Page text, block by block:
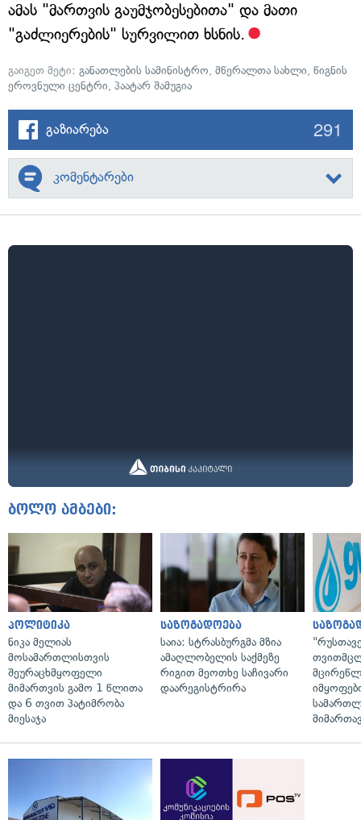
ამას "მართვის გაუმჯობესებითა" და მათი
"გაძლიერების" სურვილით ხსნის.
გაიგეთ მეტი: განათლების სამინისტრო, მწერალთა სახლი, წიგნის
ეროვნული ცენტრი, პაატარ შამუგია
გაზიარება 291
კომენტარები
ბოლო ამბები:
პოლიტიკა
ნიკა მელიას
მოსამართლისთვის
შეურაცხმყოფელი
მიმართვის გამო 1 წლითა
და 6 თვით პატიმრობა
მიესაჯა
საზოგადოება
საია: სტრასბურგმა მზია
ამაღლობელის საქმეზე
რიგით მეოთხე საჩივარი
დაარეგისტრირა